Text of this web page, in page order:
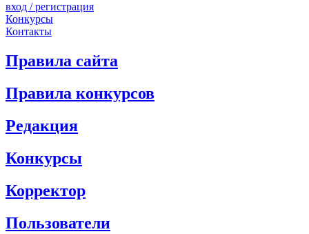
вход / регистрация
Конкурсы
Контакты
Правила сайта
Правила конкурсов
Редакция
Конкурсы
Корректор
Пользователи